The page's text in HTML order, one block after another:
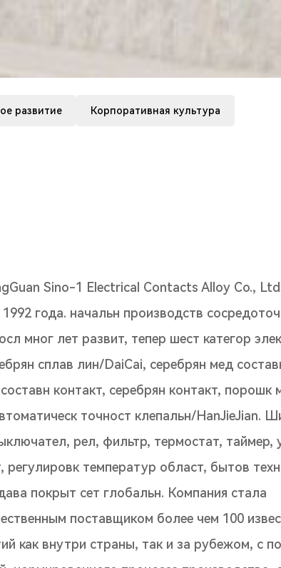
развитие Корпоративная культура
Sino-1 Electrical Contacts Alloy Co.,
года. начальн производств
мног лет развит, тепер шест категор
сплав лин/DaiCai, серебрян мед
контакт, серебрян контакт, порошк
точност клепальн/HanJieJian.
рел, фильтр, термостат, таймер,
регулировк температур област, бытов
покрыт сет глобальн. Компания стала
поставщиком более чем 100
как внутри страны, так и за рубежом, с